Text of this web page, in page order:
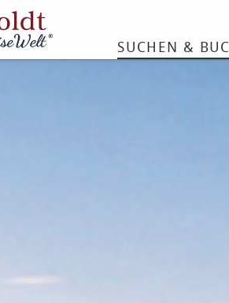
SUCHEN &